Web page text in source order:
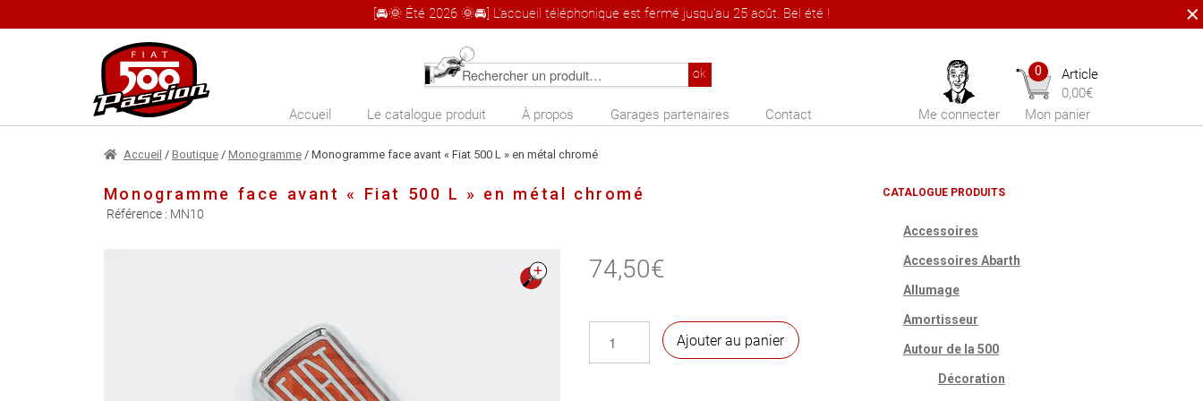
[🚘🌞 Été 2026 🌞🚘] L'accueil téléphonique est fermé jusqu'au 25 août. Bel été !
Aller
à
la
navigation
Aller
au
contenu
Rechercher
produit
ok
Accueil Le catalogue produit À propos Garages partenaires Contact Me connecter
0
Article
0,00€
Mon panier
Accueil / Boutique/ Monogramme/ Monogramme face avant « Fiat 500 L » en métal chromé
Monogramme face avant « Fiat 500 L » en métal chromé
Référence : MN10
74,50€
Ajouter au panier
CATALOGUE PRODUITS
Accessoires
Accessoires Abarth
Allumage
Amortisseur
Autour de la 500
Décoration